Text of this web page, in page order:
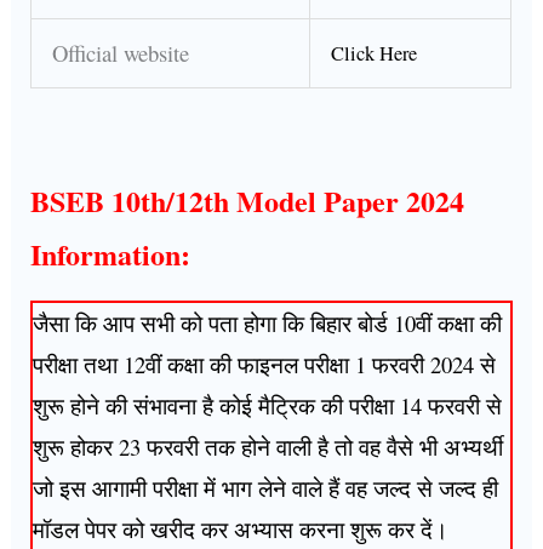
Official website Click Here
BSEB 10th/12th Model Paper 2024
Information:
जैसा कि आप सभी को पता होगा कि बिहार बोर्ड 10वीं कक्षा की
परीक्षा तथा 12वीं कक्षा की फाइनल परीक्षा 1 फरवरी 2024 से
शुरू होने की संभावना है कोई मैट्रिक की परीक्षा 14 फरवरी से
शुरू होकर 23 फरवरी तक होने वाली है तो वह वैसे भी अभ्यर्थी
जो इस आगामी परीक्षा में भाग लेने वाले हैं वह जल्द से जल्द ही
मॉडल पेपर को खरीद कर अभ्यास करना शुरू कर दें।